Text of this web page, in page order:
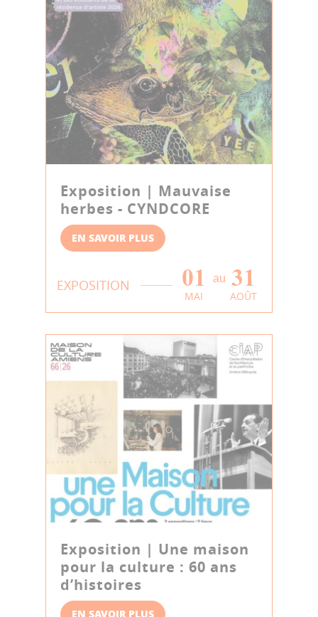
Exposition | Mauvaise
herbes - CYNDCORE
EN SAVOIR PLUS
EXPOSITION 01
MAI
au 31
AOÛT
Exposition | Une maison
pour la culture : 60 ans
d’histoires
EN SAVOIR PLUS